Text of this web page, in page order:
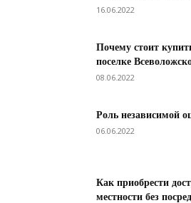
16.06.2022
Почему стоит
поселке
08.06.2022
Роль независимой
06.06.2022
Как приобрести
местности без